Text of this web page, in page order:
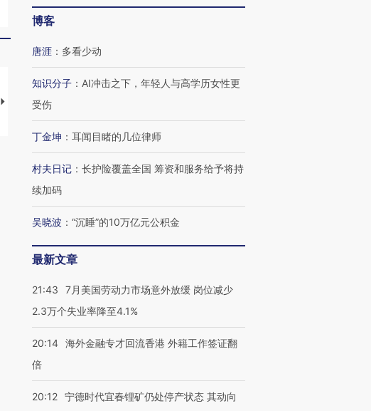
粒摇头丸 尿检体内含3种
度Z世代 用街头抗争将教
机”？难民潮撕裂西班牙
【推广】走进第四届链博
博客
唐涯 ： 多看少动
知识分子 ： AI冲击之下，年轻人与高学历女性更
受伤
丁金坤 ： 耳闻目睹的几位律师
村夫日记 ： 长护险覆盖全国 筹资和服务给予将持
续加码
吴晓波 ： “沉睡”的10万亿元公积金
最新文章
21:43
7月美国劳动力市场意外放缓 岗位减少
2.3万个失业率降至4.1%
20:14 海外金融专才回流香港 外籍工作签证翻
倍
20:12 宁德时代宜春锂矿仍处停产状态 其动向